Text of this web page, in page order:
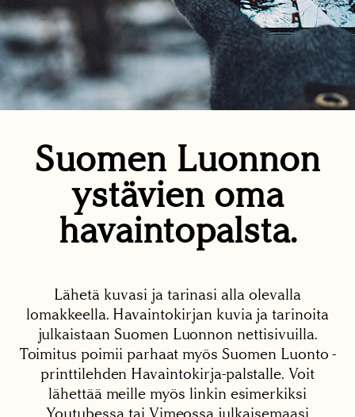
Suomen Luonnon
ystävien oma
havaintopalsta.
Lähetä kuvasi ja tarinasi alla olevalla
lomakkeella. Havaintokirjan kuvia ja tarinoita
julkaistaan Suomen Luonnon nettisivuilla.
Toimitus poimii parhaat myös Suomen Luonto -
printtilehden Havaintokirja-palstalle. Voit
lähettää meille myös linkin esimerkiksi